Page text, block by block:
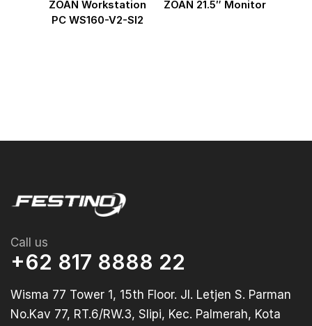
ZOAN Workstation
PC WS160-V2-SI2
ZOAN 21.5″ Monitor
Call us
+62 817 8888 22
Wisma 77 Tower 1, 15th Floor. Jl. Letjen S. Parman
No.Kav 77, RT.6/RW.3, Slipi, Kec. Palmerah, Kota